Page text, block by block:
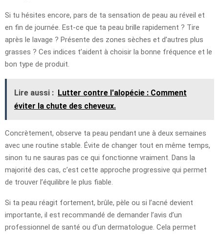
Si tu hésites encore, pars de ta sensation de peau au réveil et
en fin de journée. Est-ce que ta peau brille rapidement ? Tire
après le lavage ? Présente des zones sèches et d’autres plus
grasses ? Ces indices t’aident à choisir la bonne fréquence et le
bon type de produit.
Lire aussi : Lutter contre l'alopécie : Comment
éviter la chute des cheveux.
Concrètement, observe ta peau pendant une à deux semaines
avec une routine stable. Évite de changer tout en même temps,
sinon tu ne sauras pas ce qui fonctionne vraiment. Dans la
majorité des cas, c’est cette approche progressive qui permet
de trouver l’équilibre le plus fiable.
Si ta peau réagit fortement, brûle, pèle ou si l’acné devient
importante, il est recommandé de demander l’avis d’un
professionnel de santé ou d’un dermatologue. Cela permet